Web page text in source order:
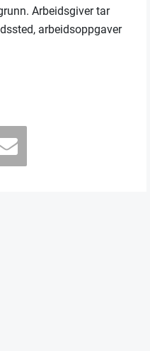
Arbeidsgiver tar
arbeidsoppgaver